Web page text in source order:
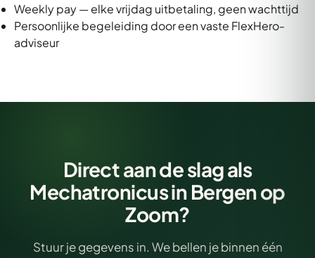
Weekly pay — elke vrijdag uitbetaling, geen wachttijd
Persoonlijke begeleiding door een vaste FlexHero-
adviseur
Direct aan de slag als
Mechatronicus in Bergen op
Zoom?
Stuur je gegevens in. We bellen je binnen één